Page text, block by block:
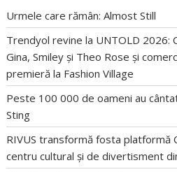
Urmele care rămân: Almost Still
Trendyol revine la UNTOLD 2026:
Gina, Smiley și Theo Rose și
premieră la Fashion Village
Peste 100 000 de oameni au
Sting
RIVUS transformă fosta platformă
centru cultural și de divertisment